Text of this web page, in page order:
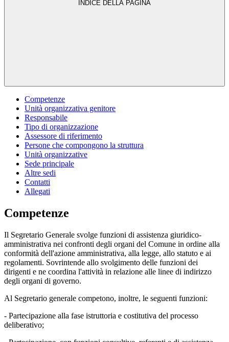
Competenze
Unità organizzativa genitore
Responsabile
Tipo di organizzazione
Assessore di riferimento
Persone che compongono la struttura
Unità organizzative
Sede principale
Altre sedi
Contatti
Allegati
Competenze
Il Segretario Generale svolge funzioni di assistenza giuridico-
amministrativa nei confronti degli organi del Comune in ordine alla
conformità dell'azione amministrativa, alla legge, allo statuto e ai
regolamenti. Sovrintende allo svolgimento delle funzioni dei
dirigenti e ne coordina l'attività in relazione alle linee di indirizzo
degli organi di governo.
Al Segretario generale competono, inoltre, le seguenti funzioni:
- Partecipazione alla fase istruttoria e costitutiva del processo
deliberativo;